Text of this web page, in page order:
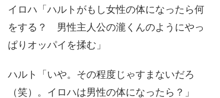
イロハ「ハルトがもし女性の体になったら何
をする？ 男性主人公の瀧くんのようにやっ
ぱりオッパイを揉む」
ハルト「いや。その程度じゃすまないだろ
（笑）。イロハは男性の体になったら？」